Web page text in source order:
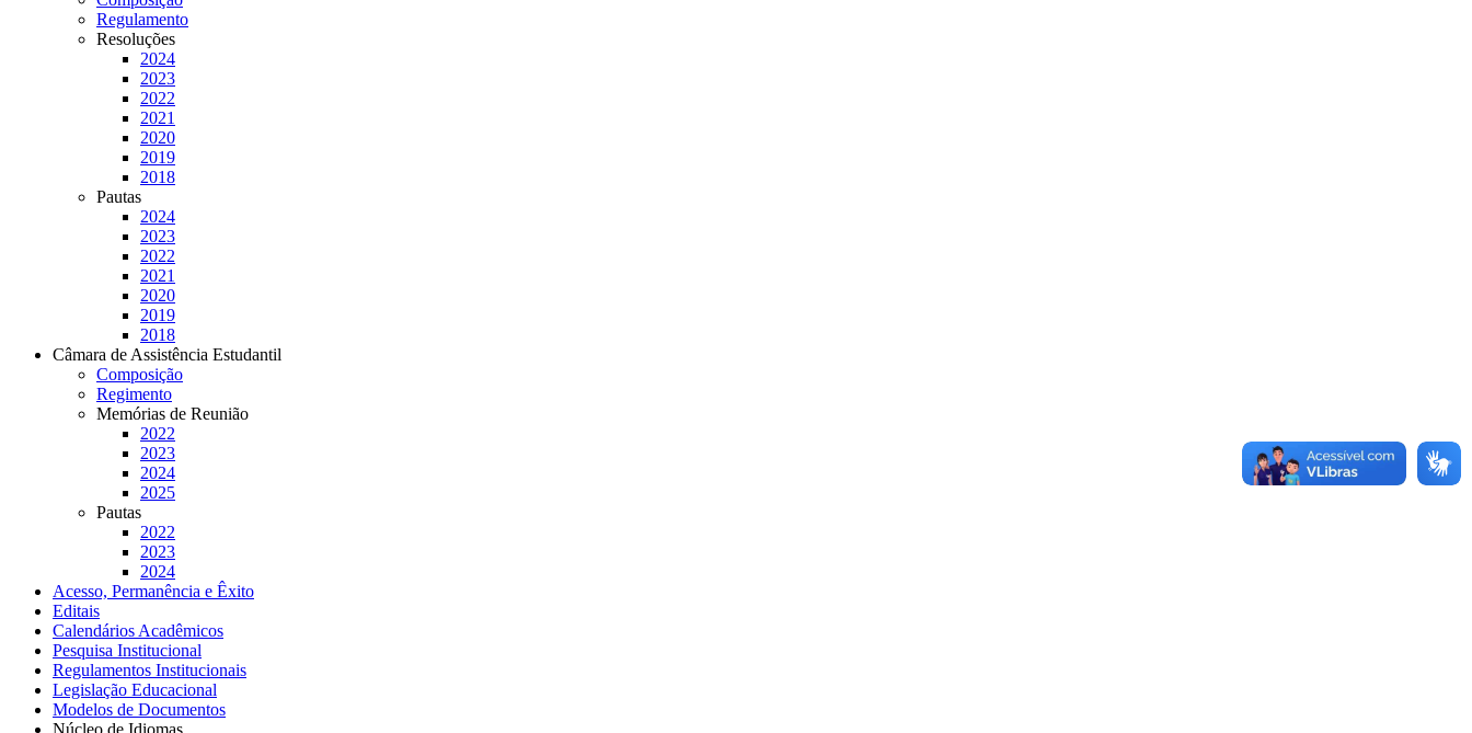
Regulamento
Resoluções
2024
2023
2022
2021
2020
2019
2018
Pautas
2024
2023
2022
2021
2020
2019
2018
Câmara de Assistência Estudantil
Composição
Regimento
Memórias de Reunião
2022
2023
2024
2025
Pautas
2022
2023
2024
Acesso, Permanência e Êxito
Editais
Calendários Acadêmicos
Pesquisa Institucional
Regulamentos Institucionais
Legislação Educacional
Modelos de Documentos